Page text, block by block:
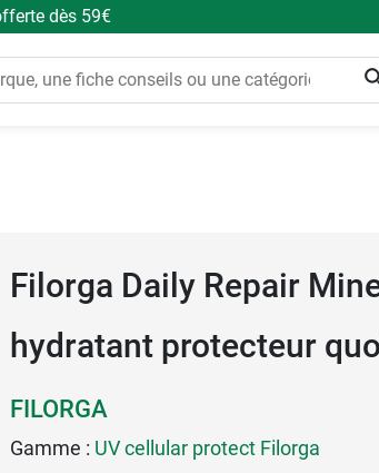
dès 59€
Filorga Daily Repair
hydratant protecteur
FILORGA
Gamme : UV cellular protect Filorga